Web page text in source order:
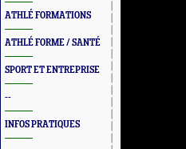
ATHLÉ FORMATIONS
ATHLÉ FORME / SANTÉ
SPORT ET ENTREPRISE
--
INFOS PRATIQUES